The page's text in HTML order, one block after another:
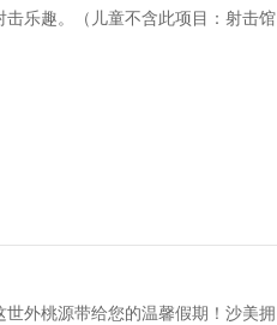
乐趣。（儿童不含此项目：射击馆
外桃源带给您的温馨假期！沙美拥